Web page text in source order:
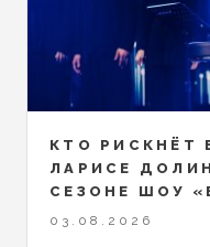
КТО РИСКНЁТ
ЛАРИСЕ
СЕЗОНЕ ШОУ
03.08.2026